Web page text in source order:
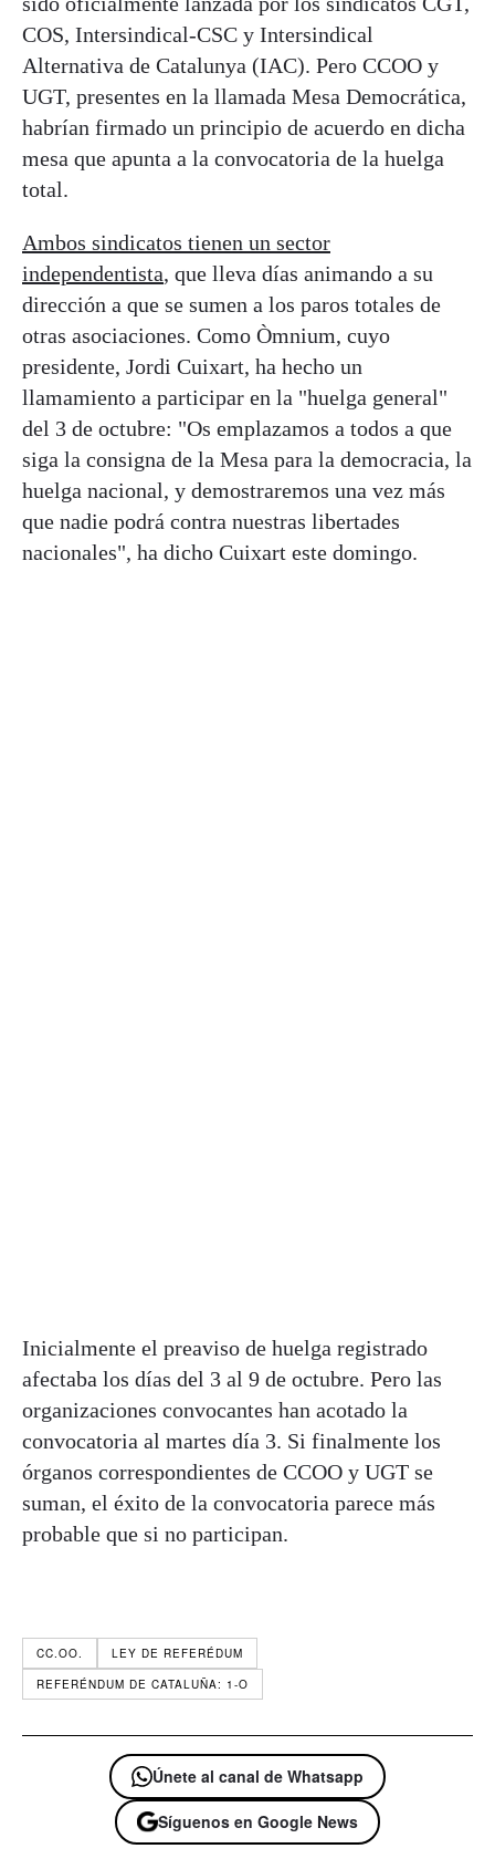
COS, Intersindical-CSC y Intersindical
Alternativa de Catalunya (IAC). Pero CCOO y
UGT, presentes en la llamada Mesa Democrática,
habrían firmado un principio de acuerdo en dicha
mesa que apunta a la convocatoria de la huelga
total.
Ambos sindicatos tienen un sector
independentista, que lleva días animando a su
dirección a que se sumen a los paros totales de
otras asociaciones. Como Òmnium, cuyo
presidente, Jordi Cuixart, ha hecho un
llamamiento a participar en la "huelga general"
del 3 de octubre: "Os emplazamos a todos a que
siga la consigna de la Mesa para la democracia, la
huelga nacional, y demostraremos una vez más
que nadie podrá contra nuestras libertades
nacionales", ha dicho Cuixart este domingo.
Inicialmente el preaviso de huelga registrado
afectaba los días del 3 al 9 de octubre. Pero las
organizaciones convocantes han acotado la
convocatoria al martes día 3. Si finalmente los
órganos correspondientes de CCOO y UGT se
suman, el éxito de la convocatoria parece más
probable que si no participan.
CC.OO.
LEY DE REFERÉDUM
REFERÉNDUM DE CATALUÑA: 1-O
Únete al canal de Whatsapp
Síguenos en Google News